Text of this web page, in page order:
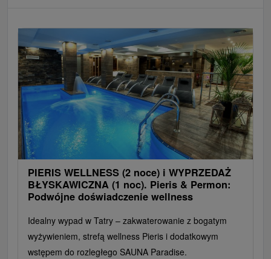
PIERIS WELLNESS (2 noce) i WYPRZEDAŻ
BŁYSKAWICZNA (1 noc). Pieris & Permon:
Podwójne doświadczenie wellness
Idealny wypad w Tatry – zakwaterowanie z bogatym
wyżywieniem, strefą wellness Pieris i dodatkowym
wstępem do rozległego SAUNA Paradise.